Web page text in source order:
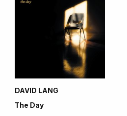
DAVID LANG
The Day